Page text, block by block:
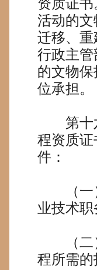
资质证
活动的文
迁移、
行政主
的文物
位承担。
第十
程资质
件：
（一）
业技术职
（二）
程所需的